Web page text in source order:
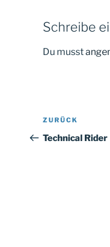
Schreibe
Du musst
Vorheriger
Beitrag
ZURÜCK
Technical Rider